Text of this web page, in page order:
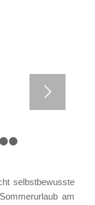
5 6
selbstbewusste
am